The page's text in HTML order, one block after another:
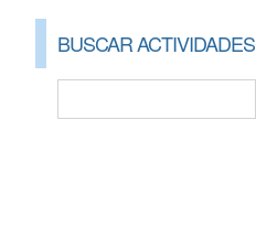
BUSCAR ACTIVIDADES